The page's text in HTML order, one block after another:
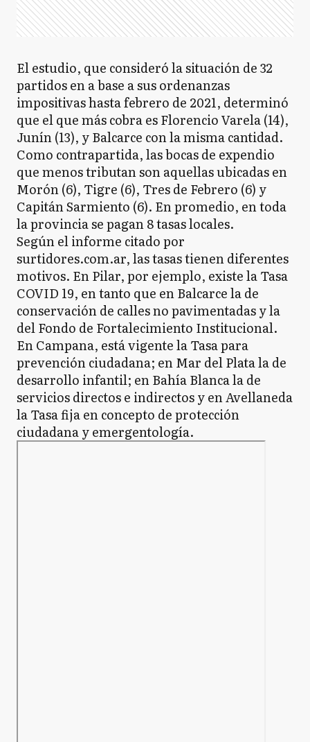
El estudio, que consideró la situación de 32
partidos en a base a sus ordenanzas
impositivas hasta febrero de 2021, determinó
que el que más cobra es Florencio Varela (14),
Junín (13), y Balcarce con la misma cantidad.
Como contrapartida, las bocas de expendio
que menos tributan son aquellas ubicadas en
Morón (6), Tigre (6), Tres de Febrero (6) y
Capitán Sarmiento (6). En promedio, en toda
la provincia se pagan 8 tasas locales.
Según el informe citado por
surtidores.com.ar, las tasas tienen diferentes
motivos. En Pilar, por ejemplo, existe la Tasa
COVID 19, en tanto que en Balcarce la de
conservación de calles no pavimentadas y la
del Fondo de Fortalecimiento Institucional.
En Campana, está vigente la Tasa para
prevención ciudadana; en Mar del Plata la de
desarrollo infantil; en Bahía Blanca la de
servicios directos e indirectos y en Avellaneda
la Tasa fija en concepto de protección
ciudadana y emergentología.